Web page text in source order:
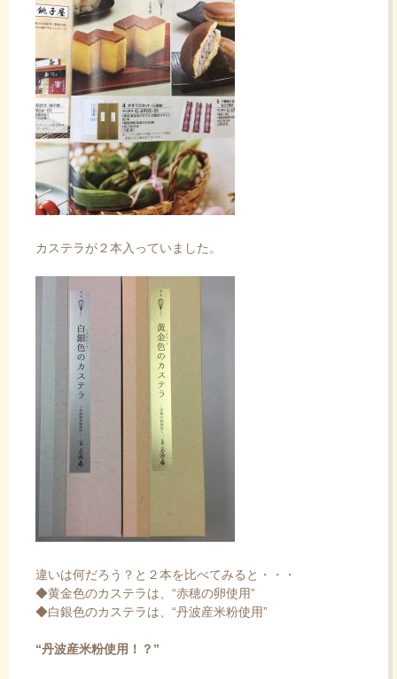
カステラが２本入っていました。
違いは何だろう？と２本を比べてみると・・・
◆黄金色のカステラは、“赤穂の卵使用”
◆白銀色のカステラは、“丹波産米粉使用”
“丹波産米粉使用！？”